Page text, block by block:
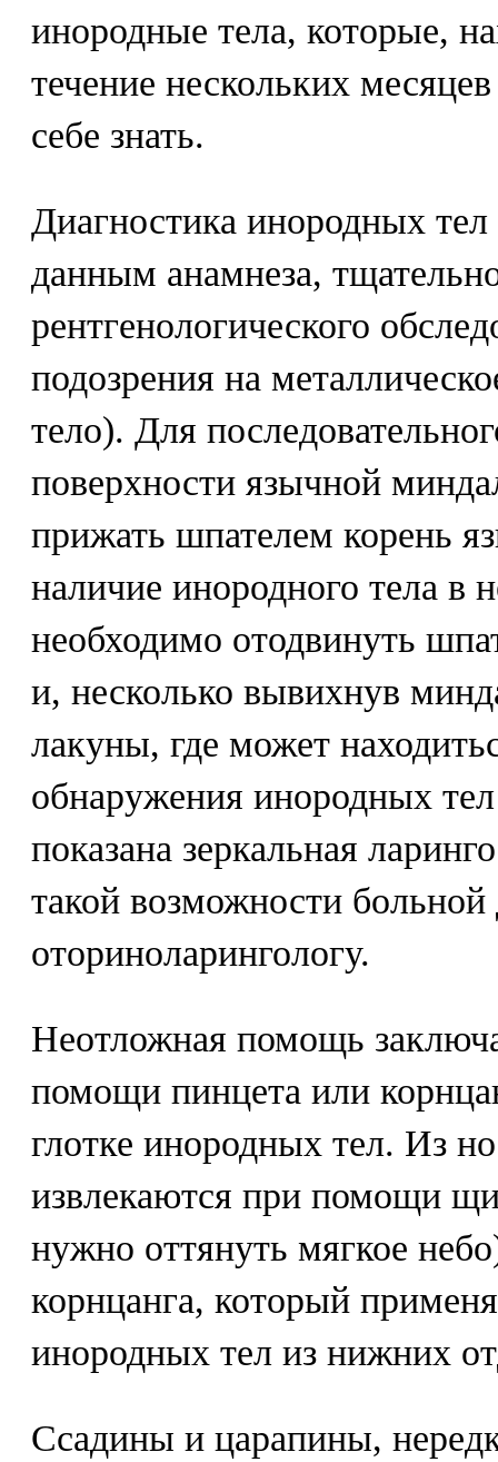
инородные тела, которые,
течение нескольких
себе знать.
Диагностика инородных
данным анамнеза,
рентгенологического
подозрения на
тело). Для
поверхности язычной
прижать шпателем корень
наличие инородного тела в
необходимо отодвинуть
и, несколько вывихнув
лакуны, где может
обнаружения инородных
показана зеркальная
такой возможности
оториноларингологу.
Неотложная помощь
помощи пинцета или
глотке инородных тел. Из
извлекаются при помощи
нужно оттянуть мягкое
корнцанга, который
инородных тел из нижних
Ссадины и царапины,